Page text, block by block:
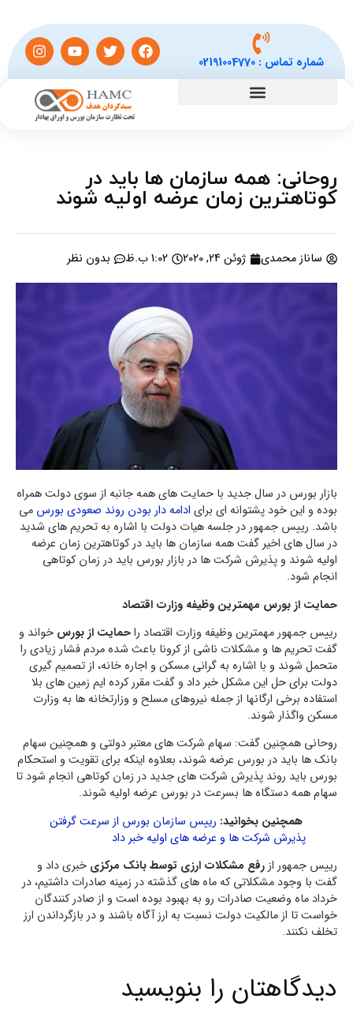
شماره تماس :02191004770
روحانی: همه سازمان ها باید در
کوتاهترین زمان عرضه اولیه شوند
ساناز محمدی ژوئن 24, 2020 1:02 ب.ظ بدون نظر
بازار بورس در سال جدید با حمایت های همه جانبه از سوی دولت همراه
بوده و این خود پشتوانه ای برای ادامه دار بودن روند صعودی بورس می
باشد. رییس جمهور در جلسه هیات دولت با اشاره به تحریم های شدید
در سال های اخیر گفت همه سازمان ها باید در کوتاهترین زمان عرضه
اولیه شوند و پذیرش شرکت ها در بازار بورس باید در زمان کوتاهی
انجام شود.
حمایت از بورس مهمترین وظیفه وزارت اقتصاد
رییس جمهور مهمترین وظیفه وزارت اقتصاد راحمایت از بورس خواند و
گفت تحریم ها و مشکلات ناشی از کرونا باعث شده مردم فشار زیادی را
متحمل شوند و با اشاره به گرانی مسکن و اجاره خانه، از تصمیم گیری
دولت برای حل این مشکل خبر داد و گفت مقرر کرده ایم زمین های بلا
استفاده برخی ارگانها از جمله نیروهای مسلح و وزارتخانه ها به وزارت
مسکن واگذار شوند.
روحانی همچنین گفت: سهام شرکت های معتبر دولتی و همچنین سهام
بانک ها باید در بورس عرضه شوند، بعلاوه اینکه برای تقویت و استحکام
بورس باید روند پذیرش شرکت های جدید در زمان کوتاهی انجام شود تا
سهام همه دستگاه ها بسرعت در بورس عرضه اولیه شوند.
همچنین بخوانید: رییس سازمان بورس از سرعت گرفتن
پذیرش شرکت ها و عرضه های اولیه خبر داد
رییس جمهور ازرفع مشکلات ارزی توسط بانک مرکزی خبری داد و
گفت با وجود مشکلاتی که ماه های گذشته در زمینه صادرات داشتیم، در
خرداد ماه وضعیت صادرات رو به بهبود بوده است و از صادر کنندگان
خواست تا از مالکیت دولت نسبت به ارز آگاه باشند و در بازگرداندن ارز
تخلف نکنند.
دیدگاهتان را بنویسید